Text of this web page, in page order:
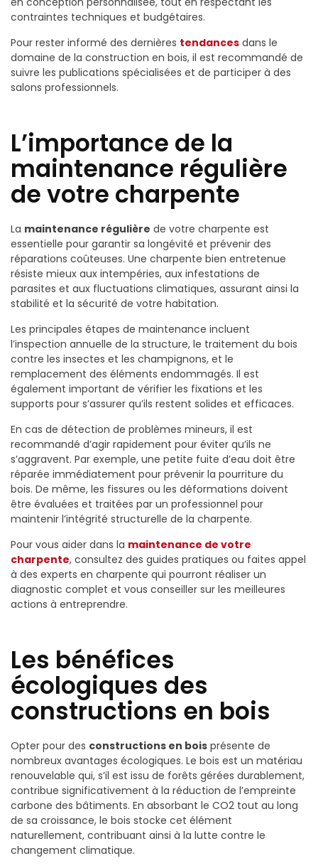
contraintes techniques et budgétaires.
Pour rester informé des dernières tendances dans le
domaine de la construction en bois, il est recommandé de
suivre les publications spécialisées et de participer à des
salons professionnels.
L’importance de la
maintenance régulière
de votre charpente
La maintenance régulière de votre charpente est
essentielle pour garantir sa longévité et prévenir des
réparations coûteuses. Une charpente bien entretenue
résiste mieux aux intempéries, aux infestations de
parasites et aux fluctuations climatiques, assurant ainsi la
stabilité et la sécurité de votre habitation.
Les principales étapes de maintenance incluent
l’inspection annuelle de la structure, le traitement du bois
contre les insectes et les champignons, et le
remplacement des éléments endommagés. Il est
également important de vérifier les fixations et les
supports pour s’assurer qu’ils restent solides et efficaces.
En cas de détection de problèmes mineurs, il est
recommandé d’agir rapidement pour éviter qu’ils ne
s’aggravent. Par exemple, une petite fuite d’eau doit être
réparée immédiatement pour prévenir la pourriture du
bois. De même, les fissures ou les déformations doivent
être évaluées et traitées par un professionnel pour
maintenir l’intégrité structurelle de la charpente.
Pour vous aider dans la maintenance de votre
charpente, consultez des guides pratiques ou faites appel
à des experts en charpente qui pourront réaliser un
diagnostic complet et vous conseiller sur les meilleures
actions à entreprendre.
Les bénéfices
écologiques des
constructions en bois
Opter pour des constructions en bois présente de
nombreux avantages écologiques. Le bois est un matériau
renouvelable qui, s’il est issu de forêts gérées durablement,
contribue significativement à la réduction de l’empreinte
carbone des bâtiments. En absorbant le CO2 tout au long
de sa croissance, le bois stocke cet élément
naturellement, contribuant ainsi à la lutte contre le
changement climatique.